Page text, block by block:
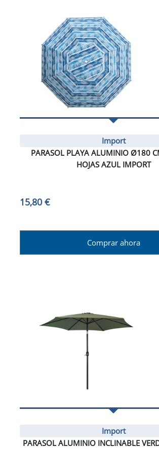
Import
PARASOL PLAYA ALUMINIO Ø180
HOJAS AZUL IMPORT
15,80 €
Comprar ahora
Import
PARASOL ALUMINIO INCLINABLE